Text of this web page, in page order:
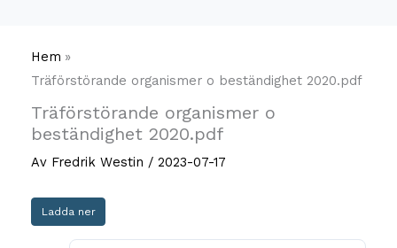
Hem
Träförstörande organismer o beständighet 2020.pdf
Träförstörande organismer o
beständighet 2020.pdf
Av Fredrik Westin / 2023-07-17
Ladda ner